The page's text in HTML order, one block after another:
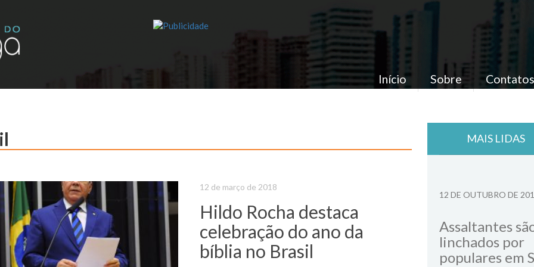
Início Sobre Contatos
12 de março de 2018
Hildo Rocha destaca
celebração do ano da
bíblia no Brasil
MAIS LIDAS
12 DE OUTUBRO DE
Assaltantes
linchados por
populares em